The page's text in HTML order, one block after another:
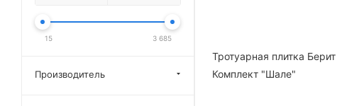
Тротуарная плитка Берит
Комплект "Шале"
15 3 685
Производитель